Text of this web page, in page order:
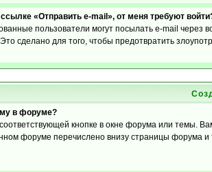
«Отправить e-mail», от меня требуют
пользователи могут посылать e-mail
сделано для того, чтобы предотвратить
в форуме?
кнопке в окне форума или темы.
форуме перечислено внизу страницы форума и